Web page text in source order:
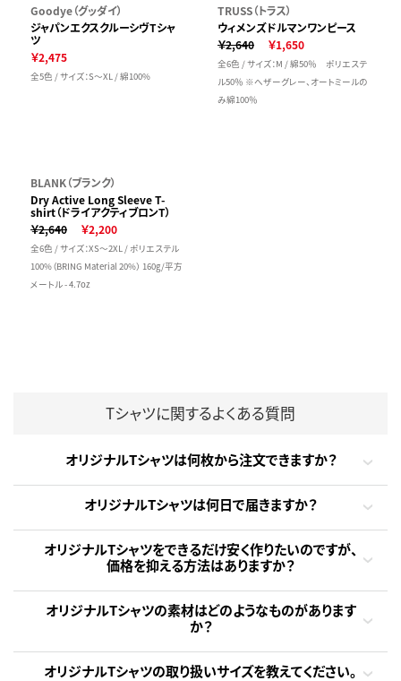
Goodye（グッダイ）
ジャパンエクスクルーシヴTシャ
ツ
￥2,475
全5色 / サイズ：S～XL / 綿100%
TRUSS（トラス）
ウィメンズドルマンワンピース
￥2,640
￥1,650
全6色 / サイズ：M / 綿50％ ポリエステ
ル50％ ※へザーグレー、オートミールの
み綿100％
BLANK（ブランク）
Dry Active Long Sleeve T-
shirt（ドライアクティブロンT）
￥2,640
￥2,200
全6色 / サイズ：XS～2XL / ポリエステル
100%（BRING Material 20%） 160g/平方
メートル - 4.7oz
Tシャツに関するよくある質問
オリジナルTシャツは何枚から注文できますか？
オリジナルTシャツは何日で届きますか？
オリジナルTシャツをできるだけ安く作りたいのですが、
価格を抑える方法はありますか？
オリジナルTシャツの素材はどのようなものがあります
か？
オリジナルTシャツの取り扱いサイズを教えてください。